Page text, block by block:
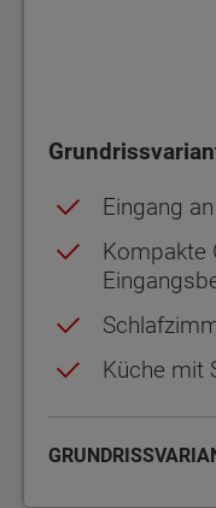
Eingang
Kompakte
Küche mit